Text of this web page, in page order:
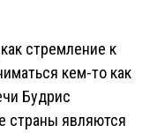
стремление к
кем-то как
Будрис
страны являются